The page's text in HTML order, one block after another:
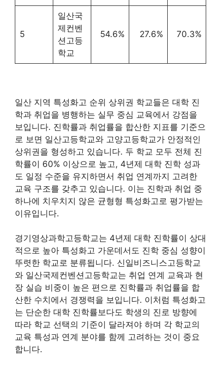
5
일산국
제컨벤
션고등
학교
54.6% 27.6% 70.3%
일산 지역 특성화고 순위 상위권 학교들은 대학 진
학과 취업을 병행하는 실무 중심 교육에서 강점을
보입니다. 진학률과 취업률을 합산한 지표를 기준으
로 보면 일산고등학교와 고양고등학교가 안정적인
상위권을 형성하고 있습니다. 두 학교 모두 전체 진
학률이 60% 이상으로 높고, 4년제 대학 진학 성과
도 일정 수준을 유지하면서 취업 연계까지 고려한
교육 구조를 갖추고 있습니다. 이는 진학과 취업 중
하나에 치우치지 않은 균형형 특성화고로 평가받는
이유입니다.
경기영상과학고등학교는 4년제 대학 진학률이 상대
적으로 높아 특성화고 가운데서도 진학 중심 성향이
뚜렷한 학교로 분류됩니다. 신일비즈니스고등학교
와 일산국제컨벤션고등학교는 취업 연계 교육과 현
장 실습 비중이 높은 편으로 진학률과 취업률을 합
산한 수치에서 경쟁력을 보입니다. 이처럼 특성화고
는 단순한 대학 진학률보다도 학생의 진로 방향에
따라 학교 선택의 기준이 달라져야 하며 각 학교의
교육 특성과 연계 분야를 함께 고려하는 것이 중요
합니다.